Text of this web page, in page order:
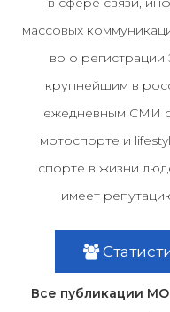
массовых
во о
крупнейшим в
ежедневным СМИ о
мотоспорте и
спорте в жизни
имеет
Все публикации